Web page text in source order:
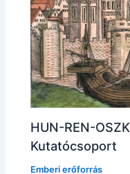
HUN-REN-
Kutatócsoport
Emberi erőforrás